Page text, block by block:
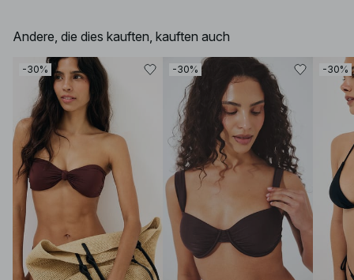
Andere, die dies kauften, kauften auch
-30% -30% -30%